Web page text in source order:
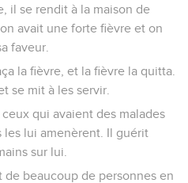
il se rendit à la maison de
avait une forte fièvre et on
faveur.
la fièvre, et la fièvre la quitta.
se mit à les servir.
qui avaient des malades
les lui amenèrent. Il guérit
sur lui.
de beaucoup de personnes en